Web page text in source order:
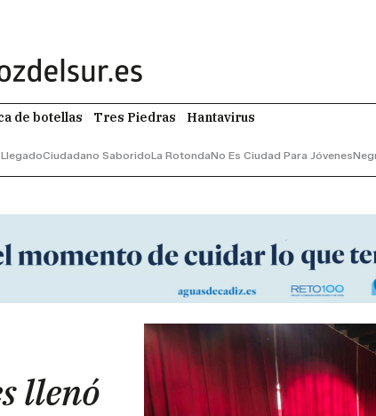
de botellas Tres Piedras Hantavirus
Ciudadano SaboridoLa RotondaNo Es Ciudad Para Jóvenes
llenó